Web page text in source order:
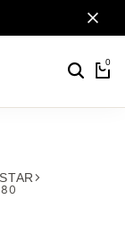
0